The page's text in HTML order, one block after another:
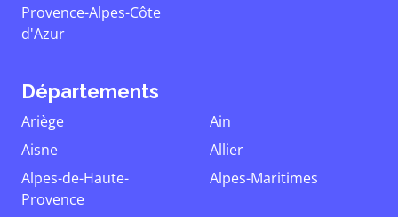
Provence-Alpes-Côte
d'Azur
Départements
Ariège
Ain
Aisne
Allier
Alpes-de-Haute-
Provence
Alpes-Maritimes